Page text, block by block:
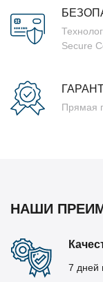
Secure
Прямая
НАШИ
7 дней